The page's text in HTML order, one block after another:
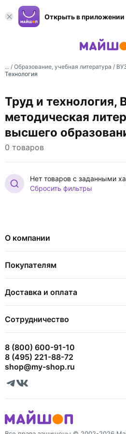
Открыть в приложении
... / Образование, учебная литература /
Технология
Труд и технология,
методическая
высшего
0 товаров
Нет товаров с заданными
Сбросить фильтры
О компании
Покупателям
Доставка и оплата
Сотрудничество
8 (800) 600-91-10
8 (495) 221-88-72
shop@my-shop.ru